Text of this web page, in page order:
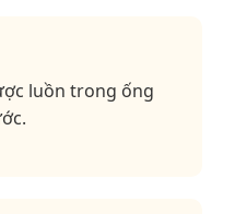
luồn trong ống